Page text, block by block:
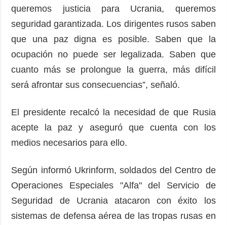
queremos justicia para Ucrania, queremos
seguridad garantizada. Los dirigentes rusos saben
que una paz digna es posible. Saben que la
ocupación no puede ser legalizada. Saben que
cuanto más se prolongue la guerra, más difícil
será afrontar sus consecuencias”, señaló.
El presidente recalcó la necesidad de que Rusia
acepte la paz y aseguró que cuenta con los
medios necesarios para ello.
Según informó Ukrinform, soldados del Centro de
Operaciones Especiales "Alfa" del Servicio de
Seguridad de Ucrania atacaron con éxito los
sistemas de defensa aérea de las tropas rusas en